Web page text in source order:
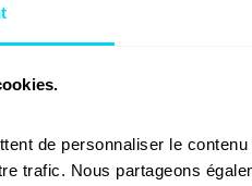
de personnaliser le
trafic. Nous partageons
de dekking van
Sinistra een
Binnen 48
Indien
doen wij u een